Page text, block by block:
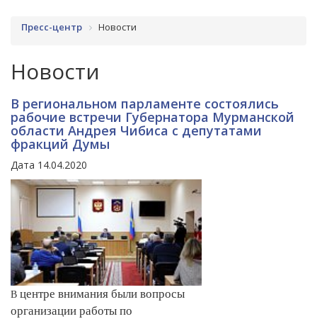
Пресс-центр Новости
Новости
В региональном парламенте состоялись
рабочие встречи Губернатора Мурманской
области Андрея Чибиса с депутатами
фракций Думы
Дата 14.04.2020
В центре внимания были вопросы
организации работы по